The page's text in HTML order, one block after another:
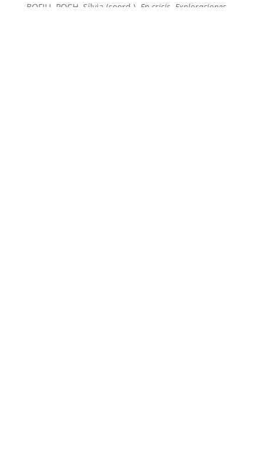
BOFILL-POCH, Sílvia (coord.), En crisis. Exploraciones